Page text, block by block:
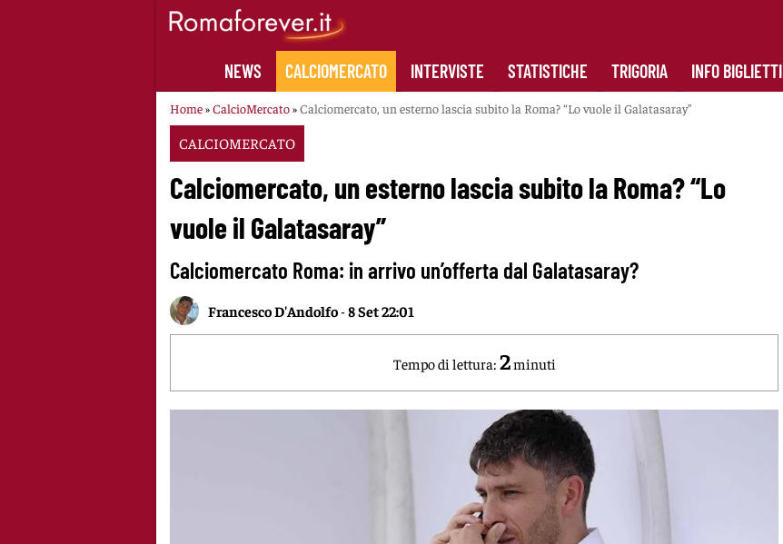
NEWS CALCIOMERCATO INTERVISTE STATISTICHE TRIGORIA INFO BIGLIETTI
Home»CalcioMercato»Calciomercato, un esterno lascia subito la Roma? “Lo vuole il Galatasaray”
CALCIOMERCATO
Calciomercato, un esterno lascia subito la Roma? “Lo
vuole il Galatasaray”
Calciomercato Roma: in arrivo un’offerta dal Galatasaray?
Francesco D'Andolfo-8 Set 22:01
Tempo di lettura: 2minuti